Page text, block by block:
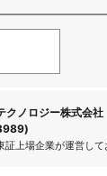
クノロジー株式会社
証上場企業が運営して